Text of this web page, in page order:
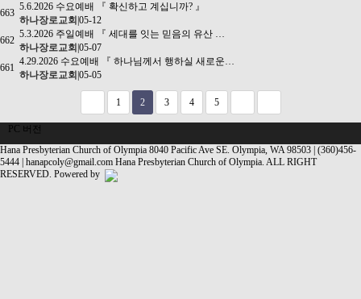
663
5.6.2026 수요예배 『 확신하고 계십니까? 』
하나장로교회 05-12
662
5.3.2026 주일예배 『 세대를 잇는 믿음의 유산 …
하나장로교회 05-07
661
4.29.2026 수요예배 『 하나님께서 행하실 새로운…
하나장로교회 05-05
1 2 3 4 5
PC 버전
Hana Presbyterian Church of Olympia 8040 Pacific Ave SE. Olympia, WA 98503 | (360)456-
5444 | hanapcoly@gmail.com Hana Presbyterian Church of Olympia. ALL RIGHT
RESERVED. Powered by